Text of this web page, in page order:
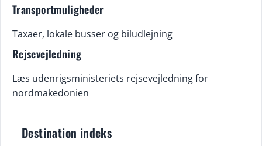
Transportmuligheder
Taxaer, lokale busser og biludlejning
Rejsevejledning
Læs udenrigsministeriets rejsevejledning for
nordmakedonien
Destination indeks